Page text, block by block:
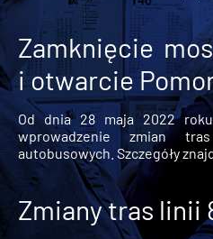
Zamknięcie
i otwarcie
Od dnia 28 maja 2022
wprowadzenie zmian
autobusowych. Szczegóły
Zmiany tras linii